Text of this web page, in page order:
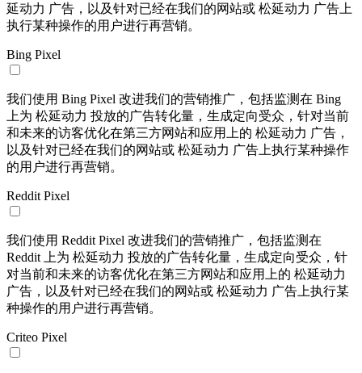
延动力 广告，以及针对已经在我们的网站或 松延动力 广告上
执行某种操作的用户进行再营销。
Bing Pixel
我们使用 Bing Pixel 改进我们的营销推广，包括监测在 Bing
上为 松延动力 投放的广告转化量，生成定向受众，针对当前
和未来的访客优化在第三方网站和应用上的 松延动力 广告，
以及针对已经在我们的网站或 松延动力 广告上执行某种操作
的用户进行再营销。
Reddit Pixel
我们使用 Reddit Pixel 改进我们的营销推广，包括监测在
Reddit 上为 松延动力 投放的广告转化量，生成定向受众，针
对当前和未来的访客优化在第三方网站和应用上的 松延动力
广告，以及针对已经在我们的网站或 松延动力 广告上执行某
种操作的用户进行再营销。
Criteo Pixel